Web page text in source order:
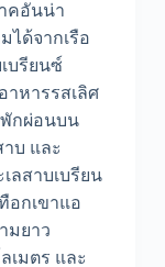
คอันน่า
ได้จากเรือ
บรียนซ์
าหารรสเลิศ
พักผ่อนบน
บ และ
ลสาบเบรียน
อกเขาแอ
มยาว
เมตร และ